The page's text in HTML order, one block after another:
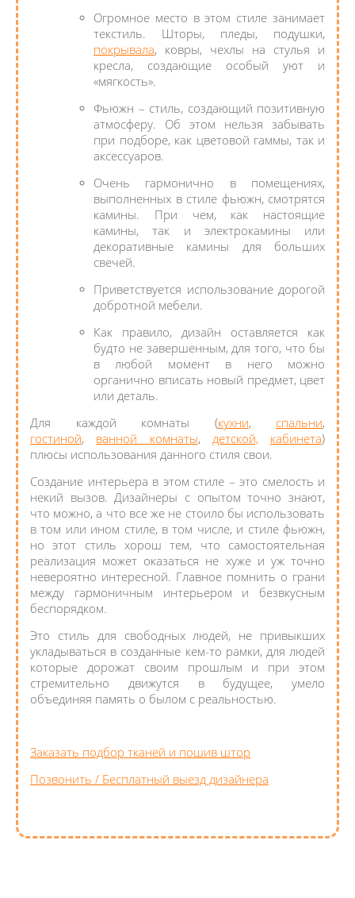
Огромное место в этом стиле занимает
текстиль. Шторы, пледы, подушки,
покрывала, ковры, чехлы на стулья и
кресла, создающие особый уют и
«мягкость».
Фьюжн – стиль, создающий позитивную
атмосферу. Об этом нельзя забывать
при подборе, как цветовой гаммы, так и
аксессуаров.
Очень гармонично в помещениях,
выполненных в стиле фьюжн, смотрятся
камины. При чем, как настоящие
камины, так и электрокамины или
декоративные камины для больших
свечей.
Приветствуется использование дорогой
добротной мебели.
Как правило, дизайн оставляется как
будто не завершенным, для того, что бы
в любой момент в него можно
органично вписать новый предмет, цвет
или деталь.
Для каждой комнаты (кухни, спальни,
гостиной, ванной комнаты, детской, кабинета)
плюсы использования данного стиля свои.
Создание интерьера в этом стиле – это смелость и
некий вызов. Дизайнеры с опытом точно знают,
что можно, а что все же не стоило бы использовать
в том или ином стиле, в том числе, и стиле фьюжн,
но этот стиль хорош тем, что самостоятельная
реализация может оказаться не хуже и уж точно
невероятно интересной. Главное помнить о грани
между гармоничным интерьером и безвкусным
беспорядком.
Это стиль для свободных людей, не привыкших
укладываться в созданные кем-то рамки, для людей
которые дорожат своим прошлым и при этом
стремительно движутся в будущее, умело
объединяя память о былом с реальностью.
Заказать подбор тканей и пошив штор
Позвонить / Бесплатный выезд дизайнера